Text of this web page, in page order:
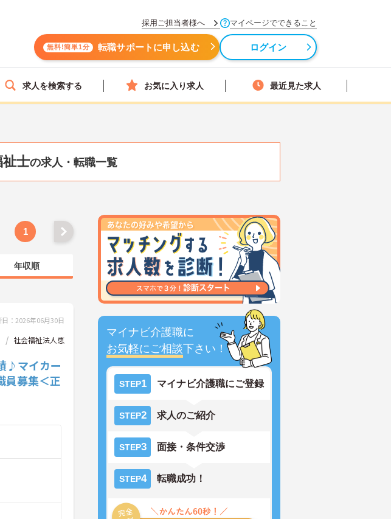
採用ご担当者様へ マイページでできること
無料!簡単1分 転職サポートに申し込む ログイン
求人を検索する お気に入り求人 最近見た求人
士の求人・転職一覧
マイナビ介護職に
お気軽にご相談下さい！
STEP1 マイナビ介護職にご登録
STEP2 求人のご紹介
STEP3 面接・条件交渉
STEP4 転職成功！
1
年収順
日：2026年06月30日
社会福祉法人恵
♪マイカー
員募集＜正